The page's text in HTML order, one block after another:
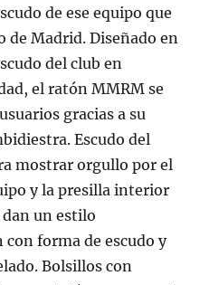
de ese equipo que
de Madrid. Diseñado en
del club en
el ratón MMRM se
gracias a su
Escudo del
mostrar orgullo por el
y la presilla interior
un estilo
forma de escudo y
Bolsillos con